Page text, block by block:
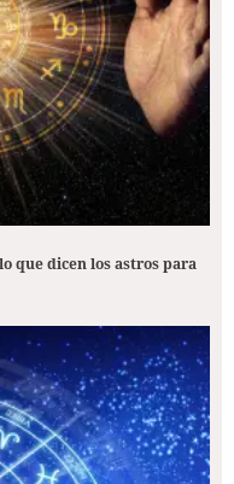
que dicen los astros para